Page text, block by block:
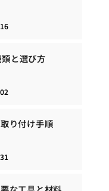
と選び方
り付け手順